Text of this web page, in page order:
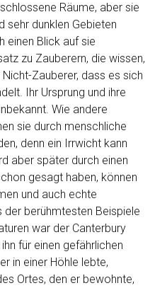
Räume, aber sie
sehr dunklen Gebieten
einen Blick auf sie
zu Zauberern, die wissen,
Zauberer, dass es sich
Ihr Ursprung und ihre
Wie andere
sie durch menschliche
denn ein Irrwicht kann
aber später durch einen
gesagt haben, können
und auch echte
der berühmtesten Beispiele
war der Canterbury
für einen gefährlichen
in einer Höhle lebte,
Ortes, den er bewohnte,